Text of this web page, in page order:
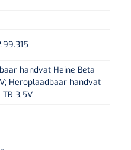
handvat Heine Beta
Heroplaadbaar handvat
TR 3,5V